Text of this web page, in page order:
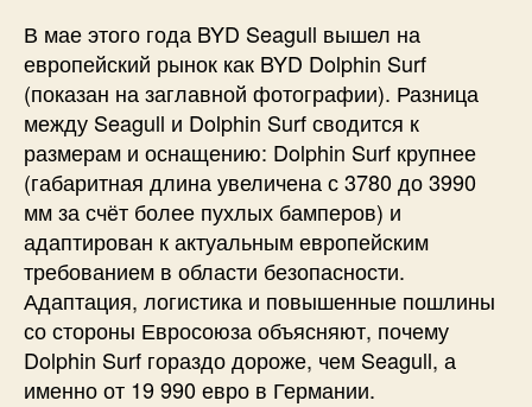
В мае этого года BYD Seagull вышел на
европейский рынок как BYD Dolphin Surf
(показан на заглавной фотографии). Разница
между Seagull и Dolphin Surf сводится к
размерам и оснащению: Dolphin Surf крупнее
(габаритная длина увеличена с 3780 до 3990
мм за счёт более пухлых бамперов) и
адаптирован к актуальным европейским
требованием в области безопасности.
Адаптация, логистика и повышенные пошлины
со стороны Евросоюза объясняют, почему
Dolphin Surf гораздо дороже, чем Seagull, а
именно от 19 990 евро в Германии.